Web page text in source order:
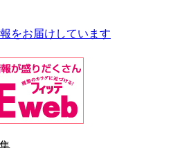
をお届けしています